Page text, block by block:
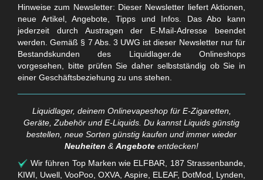
Hinweise zum Newsletter: Dieser Newsletter liefert Aktionen,
neue Artikel, Angebote, Tipps und Infos. Das Abo kann
jederzeit durch Austragen der E-Mail-Adresse beendet
werden. Gemäß § 7 Abs. 3 UWG ist dieser Newsletter nur für
Bestandskunden des Liquidlager.de Onlineshops
vorgesehen, bitte prüfen Sie daher selbstständig ob Sie in
einer Geschäftsbeziehung zu uns stehen.
Liquidlager, deinem Onlinevapeshop für E-Zigaretten,
Geräte, Zubehör und E-Liquids. Du kannst Liquids günstig
bestellen, neue Sorten günstig kaufen und immer wieder
Neuheiten & Angebote entdecken!
Wir führen Top Marken wie ELFBAR, 187 Strassenbande,
KIWI, Uwell, VooPoo, OXVA, Aspire, ELEAF, DotMod, Lynden,